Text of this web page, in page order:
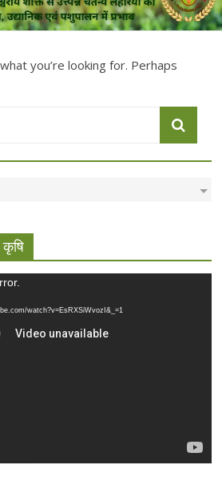
you’re looking for. Perhaps
watch?v=EsRXSiWvozI&_=1